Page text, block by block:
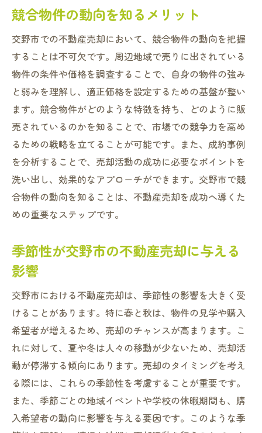
実績と口コミの活用方法
交野市での地域密着型サービスの選び方
相談先を選ぶ際の注意点
無料相談を有効活用する方法
専門家のネットワークを活かした相談先の
選定
不動産売却を交野市で進めるための法律と税制
の基本知識
売却時に知っておくべき法律の基礎
不動産取引に関する最新の法改正情報
税制優遇措置を活用する方法
契約書作成時の注意点
交野市での不動産売却プロセスを円滑にするた
めのアドバイス
スケジュール管理で売却をスムーズに
購入希望者とのコミュニケーションの取り
方
見学対応で好印象を与えるためのコツ
売却までに注意すべき業務管理ポイント
競合物件の動向を知るメリット
交野市での不動産売却において、競合物件の動向を把握
することは不可欠です。周辺地域で売りに出されている
物件の条件や価格を調査することで、自身の物件の強み
と弱みを理解し、適正価格を設定するための基盤が整い
ます。競合物件がどのような特徴を持ち、どのように販
売されているのかを知ることで、市場での競争力を高め
るための戦略を立てることが可能です。また、成約事例
を分析することで、売却活動の成功に必要なポイントを
洗い出し、効果的なアプローチができます。交野市で競
合物件の動向を知ることは、不動産売却を成功へ導くた
めの重要なステップです。
季節性が交野市の不動産売却に与える
影響
交野市における不動産売却は、季節性の影響を大きく受
けることがあります。特に春と秋は、物件の見学や購入
希望者が増えるため、売却のチャンスが高まります。こ
れに対して、夏や冬は人々の移動が少ないため、売却活
動が停滞する傾向にあります。売却のタイミングを考え
る際には、これらの季節性を考慮することが重要です。
また、季節ごとの地域イベントや学校の休暇期間も、購
入希望者の動向に影響を与える要因です。このような季